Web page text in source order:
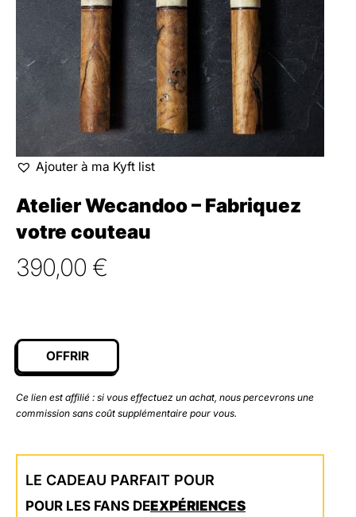
Ajouter à ma Kyft list
Atelier Wecandoo – Fabriquez
votre couteau
390,00 €
OFFRIR
Ce lien est affilié : si vous effectuez un achat, nous percevrons une
commission sans coût supplémentaire pour vous.
LE CADEAU PARFAIT POUR
POUR LES FANS DEEXPÉRIENCES